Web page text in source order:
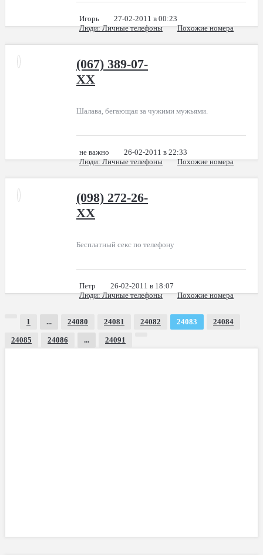
Игорь
27-02-2011 в 00:23
Люди: Личные телефоны Похожие номера
(067) 389-07-
XX
Шалава, бегающая за чужими мужьями.
не важно
26-02-2011 в 22:33
Люди: Личные телефоны Похожие номера
(098) 272-26-
XX
Бесплатный секс по телефону
Петр
26-02-2011 в 18:07
Люди: Личные телефоны Похожие номера
1 ... 24080 24081 24082 24083 24084
24085 24086 ... 24091